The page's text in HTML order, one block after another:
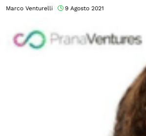
Marco Venturelli 9 Agosto 2021